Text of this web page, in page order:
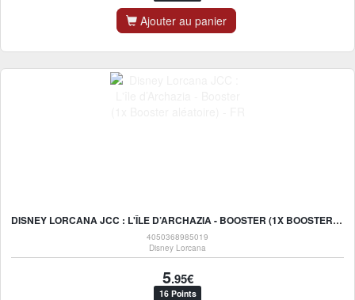
Ajouter au panier
DISNEY LORCANA JCC : L'ÎLE D’ARCHAZIA - BOOSTER (1X BOOSTER ALÉATOIRE) - FR
4050368985019
Disney Lorcana
5.95€
16 Points